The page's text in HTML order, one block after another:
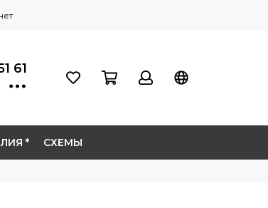
61
* СХЕМЫ